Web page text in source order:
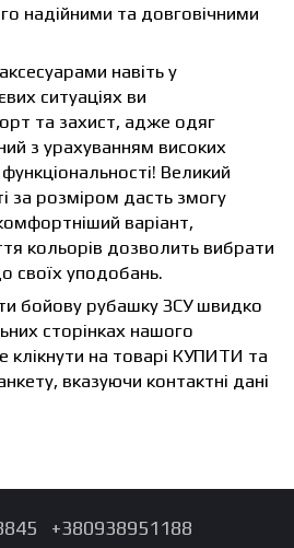
надійними та довговічними
навіть у
ситуаціях ви
та захист, адже одяг
з урахуванням високих
Великий
за розміром дасть змогу
варіант,
кольорів дозволить вибрати
своїх уподобань.
бойову рубашку ЗСУ швидко
сторінках нашого
клікнути на товарі КУПИТИ та
вказуючи контактні дані
+380938951188